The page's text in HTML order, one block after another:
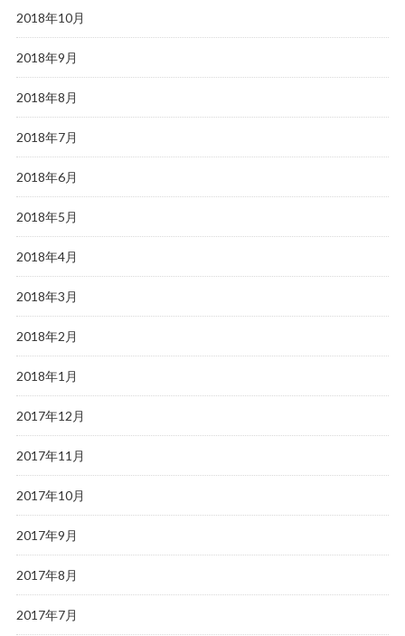
2018年10月
2018年9月
2018年8月
2018年7月
2018年6月
2018年5月
2018年4月
2018年3月
2018年2月
2018年1月
2017年12月
2017年11月
2017年10月
2017年9月
2017年8月
2017年7月